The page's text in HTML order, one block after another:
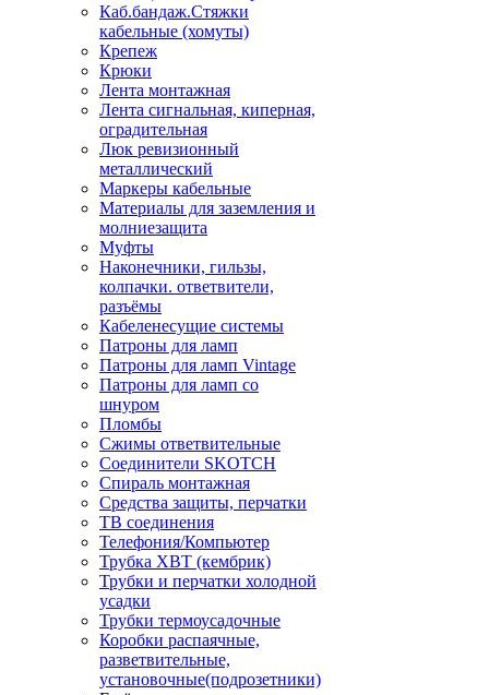
Каб.бандаж.Стяжки
кабельные (хомуты)
Крепеж
Крюки
Лента монтажная
Лента сигнальная, киперная,
оградительная
Люк ревизионный
металлический
Маркеры кабельные
Материалы для заземления и
молниезащита
Муфты
Наконечники, гильзы,
колпачки. ответвители,
разъёмы
Кабеленесущие системы
Патроны для ламп
Патроны для ламп Vintage
Патроны для ламп со
шнуром
Пломбы
Сжимы ответвительные
Соединители SKOTCH
Спираль монтажная
Средства защиты, перчатки
ТВ соединения
Телефония/Компьютер
Трубка ХВТ (кембрик)
Трубки и перчатки холодной
усадки
Трубки термоусадочные
Коробки распаячные,
разветвительные,
установочные(подрозетники)